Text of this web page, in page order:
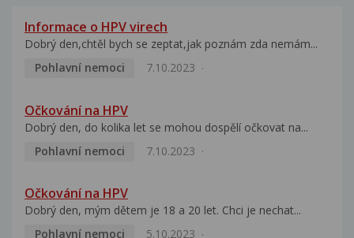
Informace o HPV virech
Dobrý den,chtěl bych se zeptat,jak poznám zda nemám...
Pohlavní nemoci
7.10.2023
Očkování na HPV
Dobrý den, do kolika let se mohou dospělí očkovat na...
Pohlavní nemoci
7.10.2023
Očkování na HPV
Dobrý den, mým dětem je 18 a 20 let. Chci je nechat...
Pohlavní nemoci
5.10.2023